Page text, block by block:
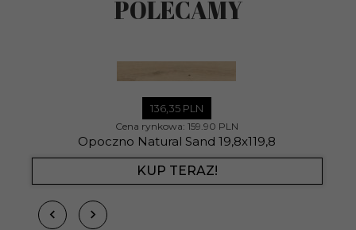
POLECAMY
136, 35 PLN
Cena rynkowa: 159.90 PLN
Opoczno Natural Sand 19,8x119,8
KUP TERAZ!